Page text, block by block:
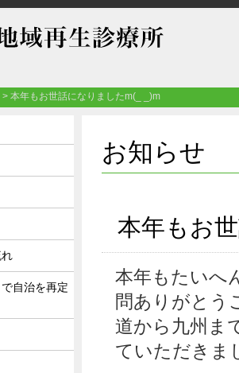
> 本年もお世話になりましたm(_ _)m
お知らせ
本年もお
本年もたいへ
問ありがとう
道から九州ま
ていただきま
で自治を再定